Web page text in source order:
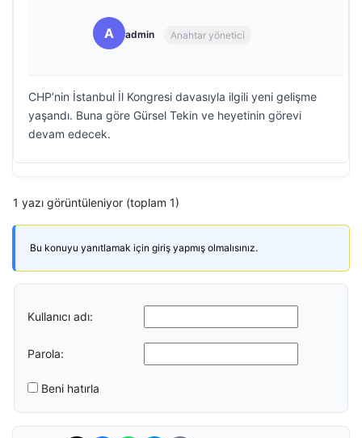
A admin Anahtar yönetici
CHP’nin İstanbul İl Kongresi davasıyla ilgili yeni gelişme
yaşandı. Buna göre Gürsel Tekin ve heyetinin görevi
devam edecek.
1 yazı görüntüleniyor (toplam 1)
Bu konuyu yanıtlamak için giriş yapmış olmalısınız.
Kullanıcı adı:
Parola:
Beni hatırla